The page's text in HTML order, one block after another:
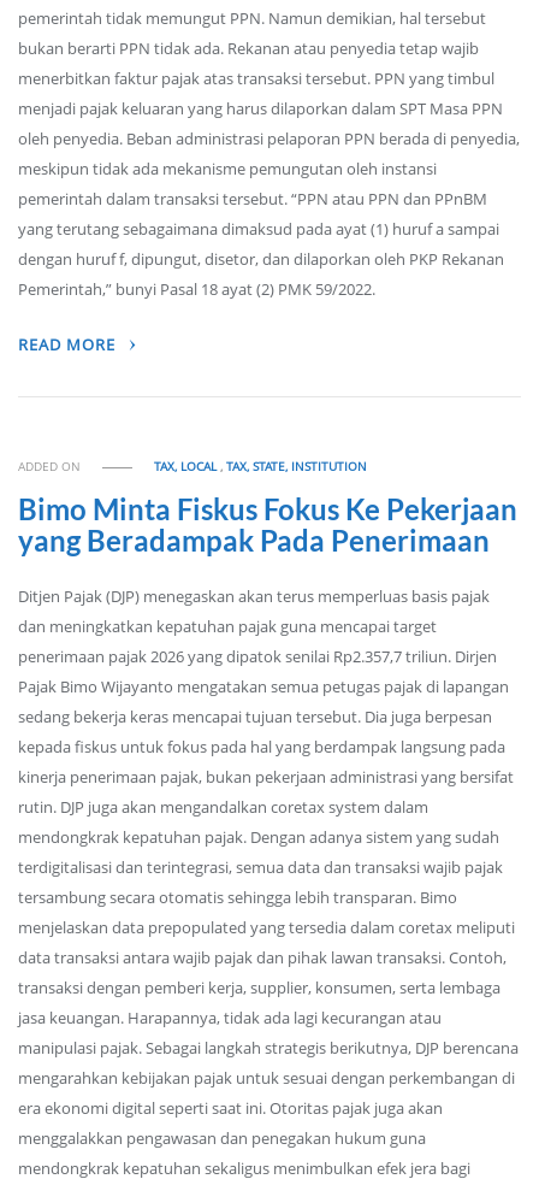
pemerintah tidak memungut PPN. Namun demikian, hal tersebut
bukan berarti PPN tidak ada. Rekanan atau penyedia tetap wajib
menerbitkan faktur pajak atas transaksi tersebut. PPN yang timbul
menjadi pajak keluaran yang harus dilaporkan dalam SPT Masa PPN
oleh penyedia. Beban administrasi pelaporan PPN berada di penyedia,
meskipun tidak ada mekanisme pemungutan oleh instansi
pemerintah dalam transaksi tersebut. “PPN atau PPN dan PPnBM
yang terutang sebagaimana dimaksud pada ayat (1) huruf a sampai
dengan huruf f, dipungut, disetor, dan dilaporkan oleh PKP Rekanan
Pemerintah,” bunyi Pasal 18 ayat (2) PMK 59/2022.
READ MORE
ADDED ON TAX, LOCAL,TAX, STATE, INSTITUTION
Bimo Minta Fiskus Fokus Ke Pekerjaan
yang Beradampak Pada Penerimaan
Ditjen Pajak (DJP) menegaskan akan terus memperluas basis pajak
dan meningkatkan kepatuhan pajak guna mencapai target
penerimaan pajak 2026 yang dipatok senilai Rp2.357,7 triliun. Dirjen
Pajak Bimo Wijayanto mengatakan semua petugas pajak di lapangan
sedang bekerja keras mencapai tujuan tersebut. Dia juga berpesan
kepada fiskus untuk fokus pada hal yang berdampak langsung pada
kinerja penerimaan pajak, bukan pekerjaan administrasi yang bersifat
rutin. DJP juga akan mengandalkan coretax system dalam
mendongkrak kepatuhan pajak. Dengan adanya sistem yang sudah
terdigitalisasi dan terintegrasi, semua data dan transaksi wajib pajak
tersambung secara otomatis sehingga lebih transparan. Bimo
menjelaskan data prepopulated yang tersedia dalam coretax meliputi
data transaksi antara wajib pajak dan pihak lawan transaksi. Contoh,
transaksi dengan pemberi kerja, supplier, konsumen, serta lembaga
jasa keuangan. Harapannya, tidak ada lagi kecurangan atau
manipulasi pajak. Sebagai langkah strategis berikutnya, DJP berencana
mengarahkan kebijakan pajak untuk sesuai dengan perkembangan di
era ekonomi digital seperti saat ini. Otoritas pajak juga akan
menggalakkan pengawasan dan penegakan hukum guna
mendongkrak kepatuhan sekaligus menimbulkan efek jera bagi